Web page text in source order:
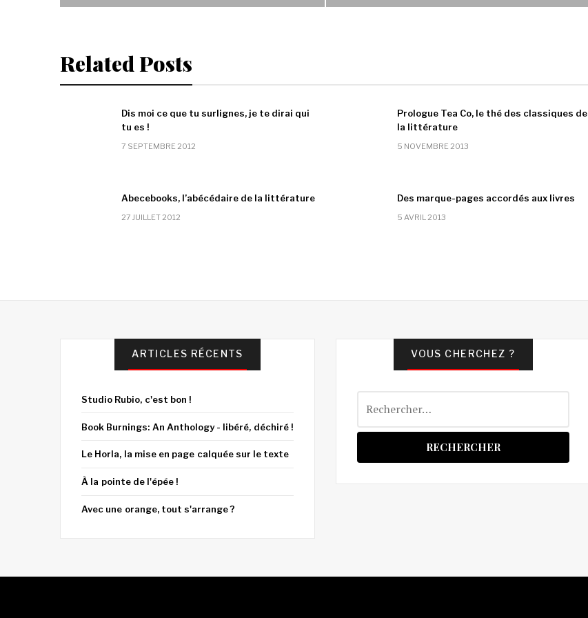
Related Posts
Dis moi ce que tu surlignes, je te dirai qui
tu es !
7 SEPTEMBRE 2012
Prologue Tea Co, le thé des classiques de
la littérature
5 NOVEMBRE 2013
Abecebooks, l’abécédaire de la littérature
27 JUILLET 2012
Des marque-pages accordés aux livres
5 AVRIL 2013
ARTICLES RÉCENTS
Studio Rubio, c'est bon !
Book Burnings: An Anthology - libéré, déchiré !
Le Horla, la mise en page calquée sur le texte
À la pointe de l'épée !
Avec une orange, tout s'arrange ?
VOUS CHERCHEZ ?